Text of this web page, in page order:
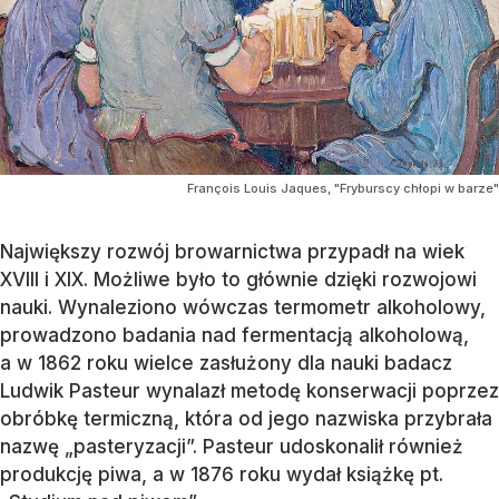
François Louis Jaques, "Fryburscy chłopi w barze"
Największy rozwój browarnictwa przypadł na wiek
XVIII i XIX. Możliwe było to głównie dzięki rozwojowi
nauki. Wynaleziono wówczas termometr alkoholowy,
prowadzono badania nad fermentacją alkoholową,
a w 1862 roku wielce zasłużony dla nauki badacz
Ludwik Pasteur wynalazł metodę konserwacji poprzez
obróbkę termiczną, która od jego nazwiska przybrała
nazwę „pasteryzacji”. Pasteur udoskonalił również
produkcję piwa, a w 1876 roku wydał książkę pt.